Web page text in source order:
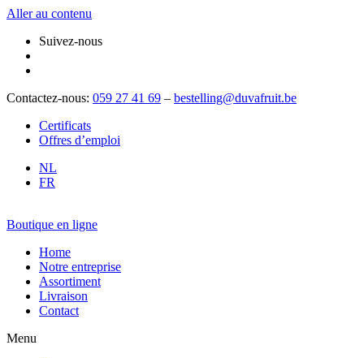
Aller au contenu
Suivez-nous
Contactez-nous: 059 27 41 69 – bestelling@duvafruit.be
Certificats
Offres d’emploi
NL
FR
Boutique en ligne
Home
Notre entreprise
Assortiment
Livraison
Contact
Menu